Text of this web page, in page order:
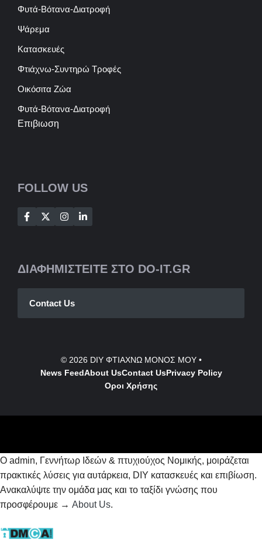
Φυτά-Βότανα-Διατροφή
Ψάρεμα
Κατασκευές
Φτιάχνω-Συντηρώ Τροφές
Οικόσιτα Ζώα
Φυτά-Βότανα-Διατροφή
Επιβιωση
FOLLOW US
ΔΙΑΦΗΜΙΣΤΕΙΤΕ ΣΤΟ DO-IT.GR
Contact Us
© 2026 DIY ΦΤΙΑΧΝΩ ΜΟΝΟΣ ΜΟΥ•
News FeedAbout UsContactUsPrivacy Policy
Οροι Χρήσης
Ο admin, Γεννήτωρ Ιδεών & πτυχιούχος Νομικής, μοιράζεται
πρακτικές λύσεις για αυτάρκεια, DIY κατασκευές και επιβίωση.
Ανακαλύψτε την ομάδα μας και το ταξίδι γνώσης που
προσφέρουμε → About Us.